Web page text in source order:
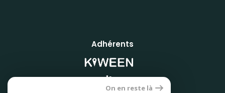
Adhérents
On en reste là